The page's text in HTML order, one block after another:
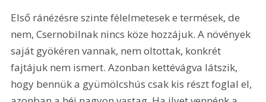
Első ránézésre szinte félelmetesek e termések, de
nem, Csernobilnak nincs köze hozzájuk. A növények
saját gyökéren vannak, nem oltottak, konkrét
fajtájuk nem ismert. Azonban kettévágva látszik,
hogy bennük a gyümölcshús csak kis részt foglal el,